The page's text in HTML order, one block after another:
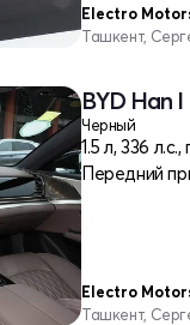
Electro
Ташкент,
BYD Han
Черный
1.5 л, 336 л.с.,
Передний
Electro
Ташкент,